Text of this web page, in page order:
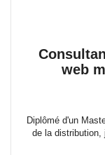
web
Diplômé d'un
de la distribution,